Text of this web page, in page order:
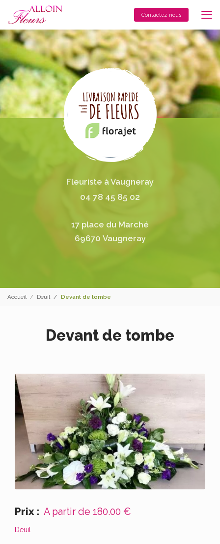
contenu
principal
Contactez-nous
Fleuriste à Vaugneray
04 78 45 85 02
17 place du Marché
69670 Vaugneray
Accueil Deuil Devant de tombe
Devant de tombe
Prix : A partir de 180.00 €
Deuil